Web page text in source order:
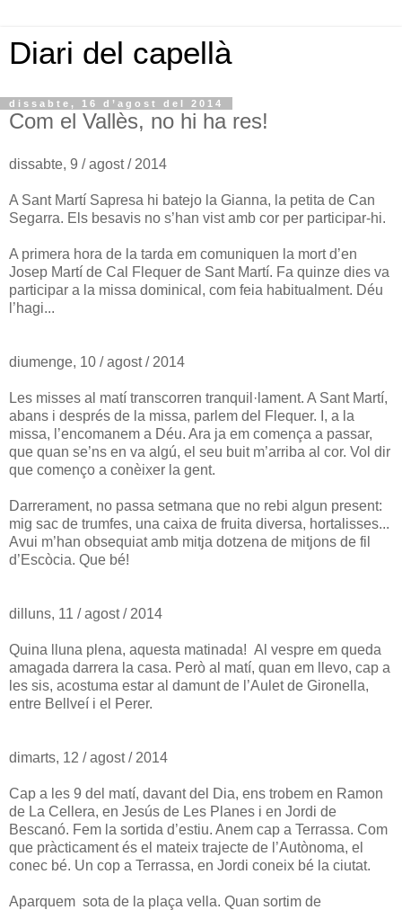
Diari del capellà
dissabte, 16 d’agost del 2014
Com el Vallès, no hi ha res!
dissabte, 9 / agost / 2014
A Sant Martí Sapresa hi batejo la Gianna, la petita de Can
Segarra. Els besavis no s’han vist amb cor per participar-hi.
A primera hora de la tarda em comuniquen la mort d’en
Josep Martí de Cal Flequer de Sant Martí. Fa quinze dies va
participar a la missa dominical, com feia habitualment. Déu
l’hagi...
diumenge, 10 / agost / 2014
Les misses al matí transcorren tranquil·lament. A Sant Martí,
abans i després de la missa, parlem del Flequer. I, a la
missa, l’encomanem a Déu. Ara ja em comença a passar,
que quan se’ns en va algú, el seu buit m’arriba al cor. Vol dir
que començo a conèixer la gent.
Darrerament, no passa setmana que no rebi algun present:
mig sac de trumfes, una caixa de fruita diversa, hortalisses...
Avui m’han obsequiat amb mitja dotzena de mitjons de fil
d’Escòcia. Que bé!
dilluns, 11 / agost / 2014
Quina lluna plena, aquesta matinada! Al vespre em queda
amagada darrera la casa. Però al matí, quan em llevo, cap a
les sis, acostuma estar al damunt de l’Aulet de Gironella,
entre Bellveí i el Perer.
dimarts, 12 / agost / 2014
Cap a les 9 del matí, davant del Dia, ens trobem en Ramon
de La Cellera, en Jesús de Les Planes i en Jordi de
Bescanó. Fem la sortida d’estiu. Anem cap a Terrassa. Com
que pràcticament és el mateix trajecte de l’Autònoma, el
conec bé. Un cop a Terrassa, en Jordi coneix bé la ciutat.
Aparquem sota de la plaça vella. Quan sortim de